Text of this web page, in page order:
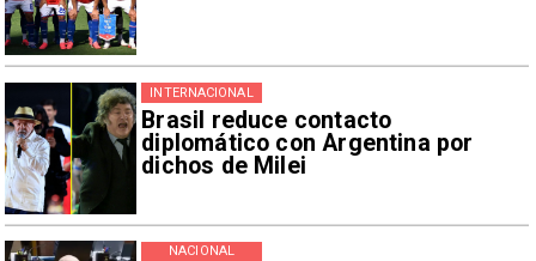
Brasil reduce contacto
diplomático con Argentina por
dichos de Milei
INTERNACIONAL
NACIONAL